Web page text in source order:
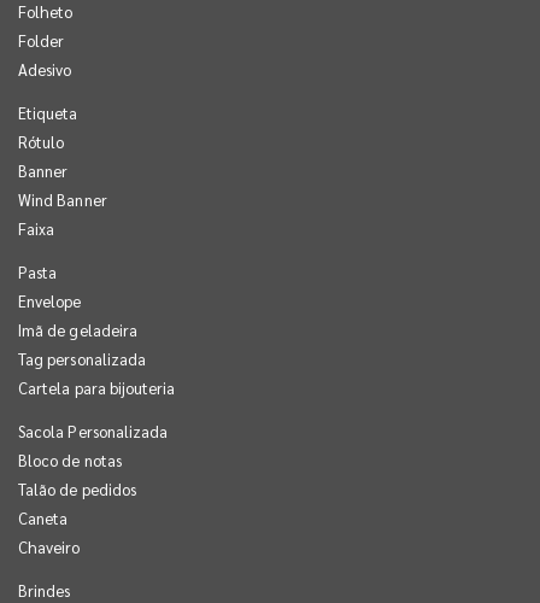
Folheto
Folder
Adesivo
Etiqueta
Rótulo
Banner
Wind Banner
Faixa
Pasta
Envelope
Imã de geladeira
Tag personalizada
Cartela para bijouteria
Sacola Personalizada
Bloco de notas
Talão de pedidos
Caneta
Chaveiro
Brindes